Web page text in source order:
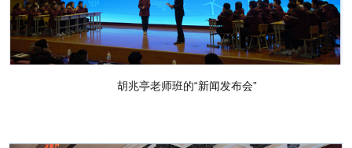
胡兆亭老师班的“新闻发布会”